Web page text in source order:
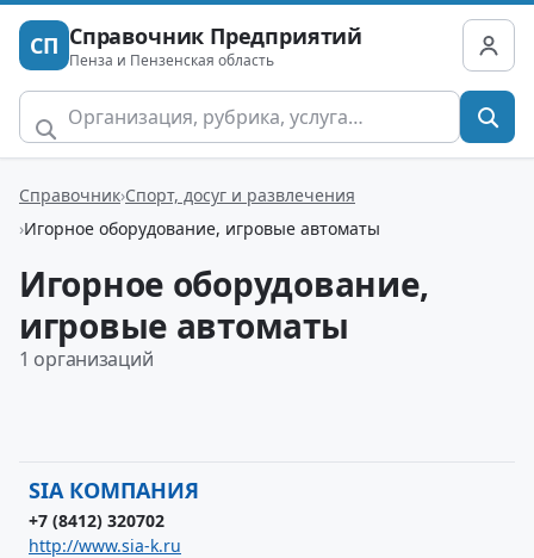
СП Справочник Предприятий
Пенза и Пензенская область
Справочник Спорт, досуг и развлечения
Игорное оборудование, игровые автоматы
Игорное оборудование,
игровые автоматы
1 организаций
SIA КОМПАНИЯ
+7 (8412) 320702
http://www.sia-k.ru